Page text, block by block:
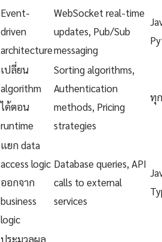
Event-
driven
architecture
WebSocket real-time
updates, Pub/Sub
messaging
เปลี่ยน
algorithm
ได้ตอน
runtime
Sorting algorithms,
Authentication
methods, Pricing
strategies
ทุ
แยก data
access logic
ออกจาก
business
logic
Database queries, API
calls to external
services
ประมวลผล